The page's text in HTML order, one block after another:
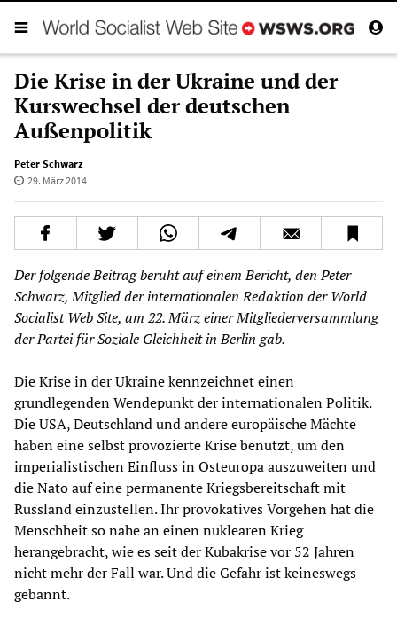
Die Krise in der Ukraine und der
Kurswechsel der deutschen
Außenpolitik
Peter Schwarz
29. März 2014
Der folgende Beitrag beruht auf einem Bericht, den Peter
Schwarz, Mitglied der internationalen Redaktion der World
Socialist Web Site, am 22. März einer Mitgliederversammlung
der Partei für Soziale Gleichheit in Berlin gab.
Die Krise in der Ukraine kennzeichnet einen
grundlegenden Wendepunkt der internationalen Politik.
Die USA, Deutschland und andere europäische Mächte
haben eine selbst provozierte Krise benutzt, um den
imperialistischen Einfluss in Osteuropa auszuweiten und
die Nato auf eine permanente Kriegsbereitschaft mit
Russland einzustellen. Ihr provokatives Vorgehen hat die
Menschheit so nahe an einen nuklearen Krieg
herangebracht, wie es seit der Kubakrise vor 52 Jahren
nicht mehr der Fall war. Und die Gefahr ist keineswegs
gebannt.